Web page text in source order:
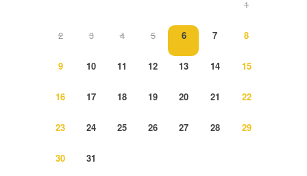
1
2 3 4 5 6 7 8
9 10 11 12 13 14 15
16 17 18 19 20 21 22
23 24 25 26 27 28 29
30 31